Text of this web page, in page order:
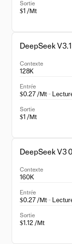
Sortie
$1 /Mt
DeepSeek V3.1
Contexte
128K
Entrée
$0.27 /Mt··
Sortie
$1 /Mt
DeepSeek V3
Contexte
160K
Entrée
$0.27 /Mt··
Sortie
$1.12 /Mt